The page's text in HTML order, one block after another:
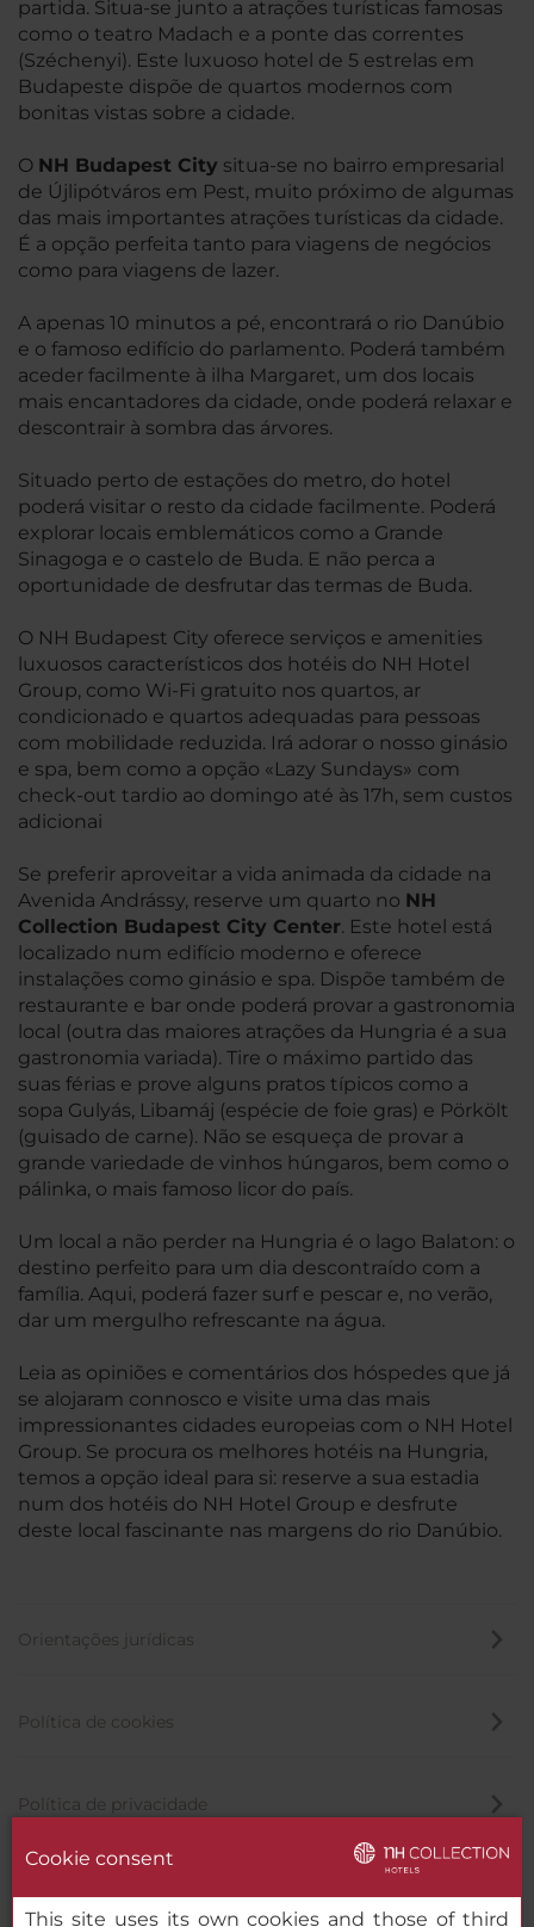
partida. Situa-se junto a atrações turísticas famosas
como o teatro Madach e a ponte das correntes
(Széchenyi). Este luxuoso hotel de 5 estrelas em
Budapeste dispõe de quartos modernos com
bonitas vistas sobre a cidade.
O NH Budapest City situa-se no bairro empresarial
de Újlipótváros em Pest, muito próximo de algumas
das mais importantes atrações turísticas da cidade.
É a opção perfeita tanto para viagens de negócios
como para viagens de lazer.
A apenas 10 minutos a pé, encontrará o rio Danúbio
e o famoso edifício do parlamento. Poderá também
aceder facilmente à ilha Margaret, um dos locais
mais encantadores da cidade, onde poderá relaxar e
descontrair à sombra das árvores.
Situado perto de estações do metro, do hotel
poderá visitar o resto da cidade facilmente. Poderá
explorar locais emblemáticos como a Grande
Sinagoga e o castelo de Buda. E não perca a
oportunidade de desfrutar das termas de Buda.
O NH Budapest City oferece serviços e amenities
luxuosos característicos dos hotéis do NH Hotel
Group, como Wi-Fi gratuito nos quartos, ar
condicionado e quartos adequadas para pessoas
com mobilidade reduzida. Irá adorar o nosso ginásio
e spa, bem como a opção «Lazy Sundays» com
check-out tardio ao domingo até às 17h, sem custos
adicionai
Se preferir aproveitar a vida animada da cidade na
Avenida Andrássy, reserve um quarto no NH
Collection Budapest City Center. Este hotel está
localizado num edifício moderno e oferece
instalações como ginásio e spa. Dispõe também de
restaurante e bar onde poderá provar a gastronomia
local (outra das maiores atrações da Hungria é a sua
gastronomia variada). Tire o máximo partido das
suas férias e prove alguns pratos típicos como a
sopa Gulyás, Libamáj (espécie de foie gras) e Pörkölt
(guisado de carne). Não se esqueça de provar a
grande variedade de vinhos húngaros, bem como o
pálinka, o mais famoso licor do país.
Um local a não perder na Hungria é o lago Balaton: o
destino perfeito para um dia descontraído com a
família. Aqui, poderá fazer surf e pescar e, no verão,
dar um mergulho refrescante na água.
Leia as opiniões e comentários dos hóspedes que já
se alojaram connosco e visite uma das mais
impressionantes cidades europeias com o NH Hotel
Group. Se procura os melhores hotéis na Hungria,
temos a opção ideal para si: reserve a sua estadia
num dos hotéis do NH Hotel Group e desfrute
deste local fascinante nas margens do rio Danúbio.
Orientações jurídicas
Política de cookies
Política de privacidade
Cookie consent
This site uses its own cookies and those of third